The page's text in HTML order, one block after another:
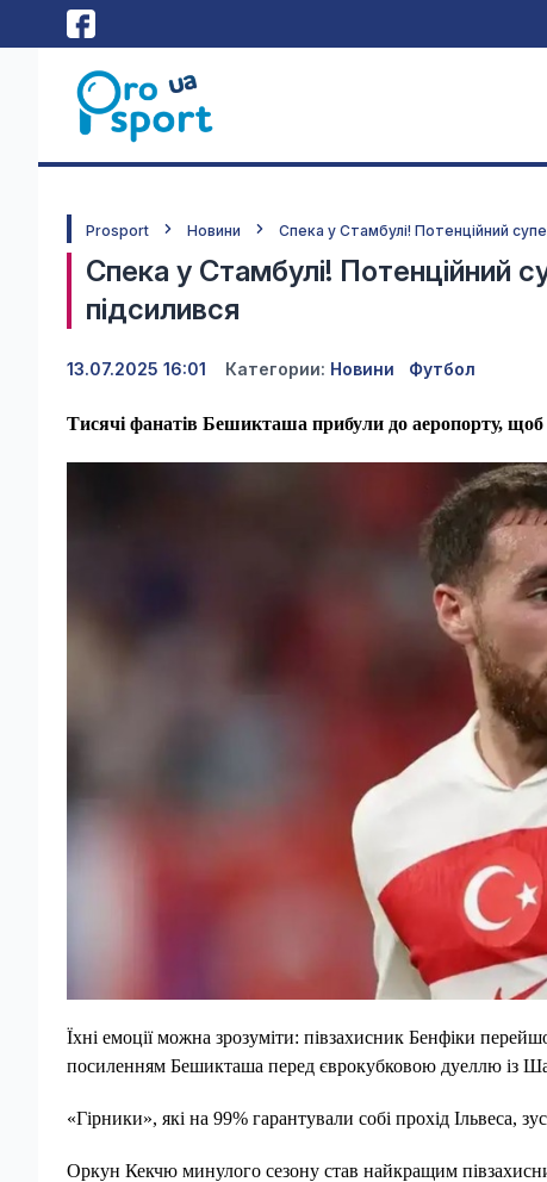
Prosport Новини Спека у Стамбулі! Потенційний
Спека у Стамбулі! Потенційний
підсилився
13.07.2025 16:01 Категории: Новини Футбол
Тисячі фанатів Бешикташа прибули до аеропорту,
Їхні емоції можна зрозуміти: півзахисник Бенфіки
посиленням Бешикташа перед єврокубковою дуеллю із
«Гірники», які на 99% гарантували собі прохід Ільвеса,
Оркун Кекчю минулого сезону став найкращим